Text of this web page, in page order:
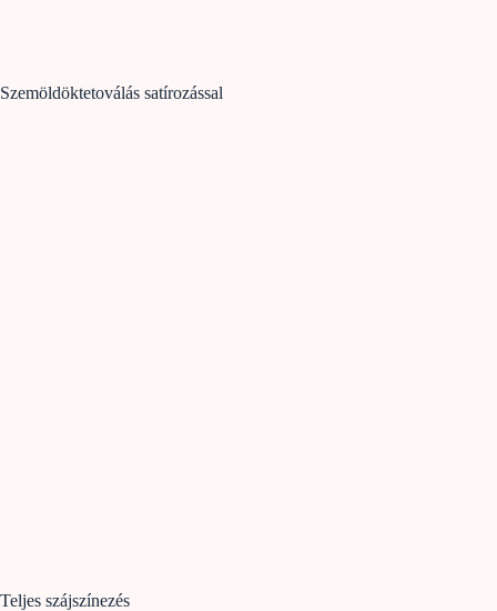
Szemöldöktetoválás satírozással
Teljes szájszínezés